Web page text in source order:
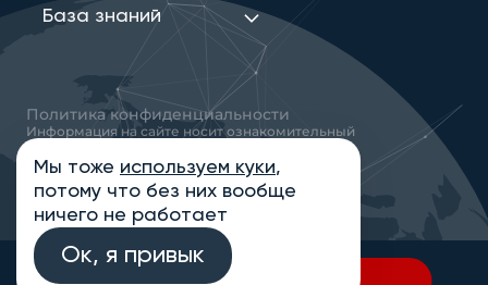
В спецификацию
База знаний
Политика конфиденциальности
Информация на сайте носит ознакомительный
характер и не является публичной офертой,
определяемой положениями статьи 437
Гражданского кодекса РФ
© 2013-2026 Новые Сети Интеграция
Мы тоже используем куки,
потому что без них вообще
ничего не работает
Ок, я привык